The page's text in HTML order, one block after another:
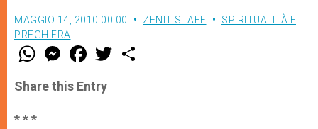
MAGGIO 14, 2010 00:00 ZENIT STAFF
SPIRITUALITÀ E
PREGHIERA
W
t
s
M
e
s
e
F
a
e
b
w
Share this Entry
* * *